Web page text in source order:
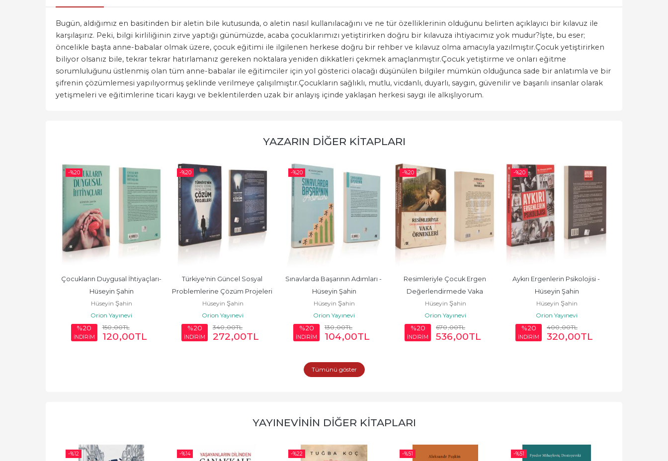
Bugün, aldığımız en basitinden bir aletin bile kutusunda, o aletin nasıl kullanılacağını ve ne tür özelliklerinin olduğunu belirten açıklayıcı bir kılavuz ile
karşılaşırız. Peki, bilgi kirliliğinin zirve yaptığı günümüzde, acaba çocuklarımızı yetiştirirken doğru bir kılavuza ihtiyacımız yok mudur?İşte, bu eser;
öncelikle başta anne-babalar olmak üzere, çocuk eğitimi ile ilgilenen herkese doğru bir rehber ve kılavuz olma amacıyla yazılmıştır.Çocuk yetiştirirken
biliyor olsanız bile, tekrar tekrar hatırlamanız gereken noktalara yeniden dikkatleri çekmek amaçlanmıştır.Çocuk yetiştirme ve onları eğitme
sorumluluğunu üstlenmiş olan tüm anne-babalar ile eğitimciler için yol gösterici olacağı düşünülen bilgiler mümkün olduğunca sade bir anlatımla ve bir
şifrenin çözümlemesi yapılıyormuş şeklinde verilmeye çalışılmıştır.Çocukların sağlıklı, mutlu, vicdanlı, duyarlı, saygın, güvenilir ve başarılı insanlar olarak
yetişmeleri ve eğitimlerine ticari kaygı ve beklentilerden uzak bir anlayış içinde yaklaşan herkesi saygı ile alkışlıyorum.
YAZARIN DIĞER KITAPLARI
-%20
Çocukların Duygusal İhtiyaçları-
Hüseyin Şahin
Hüseyin Şahin
Orion Yayınevi
%20
İNDİRİM
150,00TL
120,00TL
-%20
Türkiye'nin Güncel Sosyal
Problemlerine Çözüm Projeleri
- Hüseyin Şahin
Hüseyin Şahin
Orion Yayınevi
%20
İNDİRİM
340,00TL
272,00TL
-%20
Sınavlarda Başarının Adımları -
Hüseyin Şahin
Hüseyin Şahin
Orion Yayınevi
%20
İNDİRİM
130,00TL
104,00TL
-%20
Resimleriyle Çocuk Ergen
Değerlendirmede Vaka
Örnekleri - Hüseyin Şahin
Hüseyin Şahin
Orion Yayınevi
%20
İNDİRİM
670,00TL
536,00TL
-%20
Aykırı Ergenlerin Psikolojisi -
Hüseyin Şahin
Hüseyin Şahin
Orion Yayınevi
%20
İNDİRİM
400,00TL
320,00TL
Tümünü göster
YAYINEVININ DIĞER KITAPLARI
-%12 -%14 -%22 -%51 -%51